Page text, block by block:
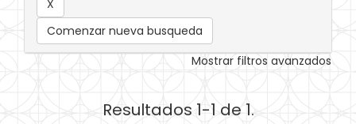
Comenzar nueva busqueda
Mostrar filtros avanzados
Resultados 1-1 de 1.